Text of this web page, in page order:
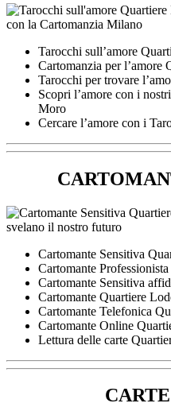
Tarocchi sull’amore
Cartomanzia per
Tarocchi per trovare
Scopri l’amore con i
Moro
Cercare l’amore con i
Cartomante Sensitiva
Cartomante
Cartomante Sensitiva
Cartomante Quartiere
Cartomante Telefonica
Cartomante Online
Lettura delle carte